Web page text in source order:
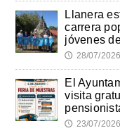
Llanera
carrera
jóvenes
🕔 28/07/2026
El
visita
🕔 23/07/2026